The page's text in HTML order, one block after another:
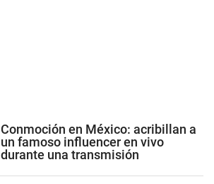
Conmoción en México: acribillan a
un famoso influencer en vivo
durante una transmisión